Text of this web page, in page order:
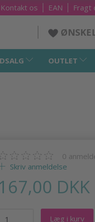
Fragt
EAN
Kontakt os
OUTLET
0
Skriv anmeldelse
167,00 DKK
Læg i kurv